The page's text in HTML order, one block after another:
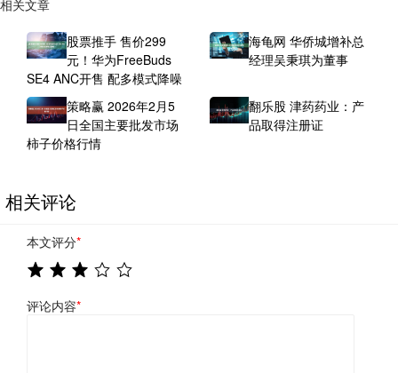
相关文章
股票推手 售价299
元！华为FreeBuds
SE4 ANC开售 配多模式降噪
海龟网 华侨城增补总
经理吴秉琪为董事
策略赢 2026年2月5
日全国主要批发市场
柿子价格行情
翻乐股 津药药业：产
品取得注册证
相关评论
本文评分*
评论内容*